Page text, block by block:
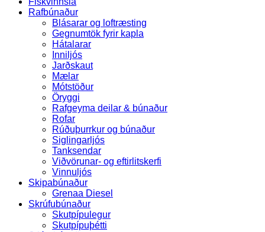
Rafbúnaður
Blásarar og loftræsting
Gegnumtök fyrir kapla
Hátalarar
Inniljós
Jarðskaut
Mælar
Mótstöður
Öryggi
Rafgeyma deilar & búnaður
Rofar
Rúðuþurrkur og búnaður
Siglingarljós
Tanksendar
Viðvörunar- og eftirlitskerfi
Vinnuljós
Skipabúnaður
Grenaa Diesel
Skrúfubúnaður
Skutpípulegur
Skutpípuþétti